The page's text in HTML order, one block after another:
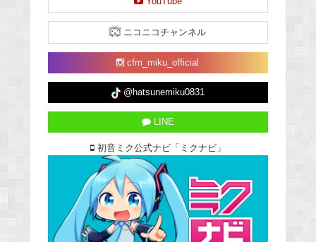
ニコニコチャンネル
cfm_miku_official
@hatsunemiku0831
LINE
初音ミク公式ナビ「ミクナビ」